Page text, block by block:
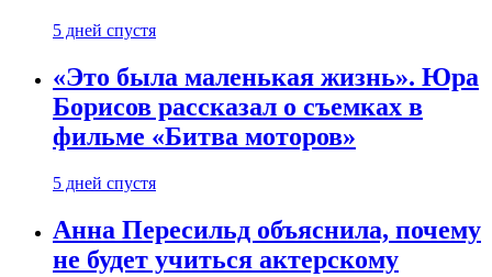
5 дней спустя
«Это была маленькая жизнь». Юра
Борисов рассказал о съемках в
фильме «Битва моторов»
5 дней спустя
Анна Пересильд объяснила, почему
не будет учиться актерскому